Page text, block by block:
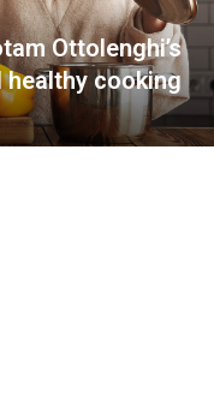
Ottolenghi’s
cooking